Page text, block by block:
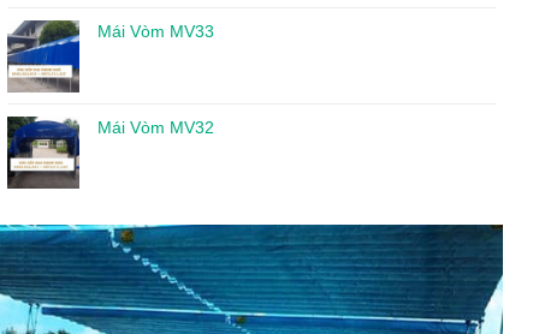
Mái Vòm MV33
Mái Vòm MV32